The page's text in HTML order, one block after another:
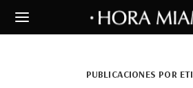
PUBLICACIONES POR